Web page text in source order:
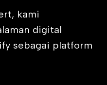
kami
digital
sebagai platform